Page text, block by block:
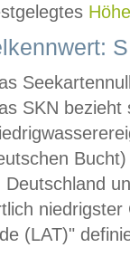
SKN
Deutschland
(LAT)"